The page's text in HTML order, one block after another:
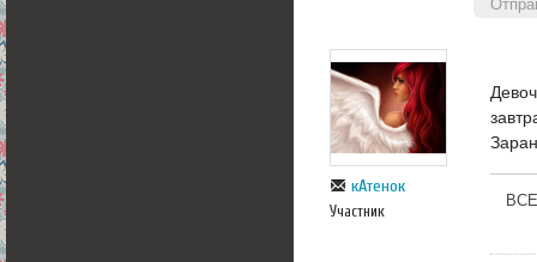
кАтенок
Участник